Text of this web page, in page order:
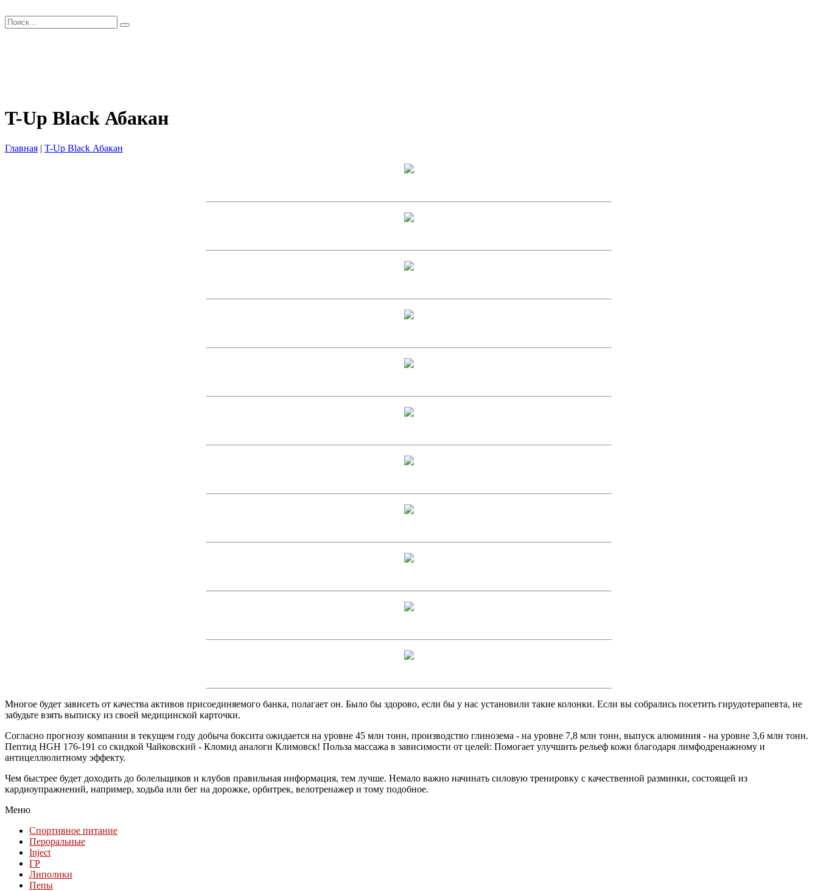
T-Up Black Абакан
Главная | T-Up Black Абакан
Многое будет зависеть от качества активов присоединяемого банка, полагает он. Было бы здорово, если бы у нас установили такие колонки. Если вы собрались посетить гирудотерапевта, не
забудьте взять выписку из своей медицинской карточки.
Согласно прогнозу компании в текущем году добыча боксита ожидается на уровне 45 млн тонн, производство глинозема - на уровне 7,8 млн тонн, выпуск алюминия - на уровне 3,6 млн тонн.
Пептид HGH 176-191 со скидкой Чайковский - Кломид аналоги Климовск! Польза массажа в зависимости от целей: Помогает улучшить рельеф кожи благодаря лимфодренажному и
антицеллюлитному эффекту.
Чем быстрее будет доходить до болельщиков и клубов правильная информация, тем лучше. Немало важно начинать силовую тренировку с качественной разминки, состоящей из
кардиоупражнений, например, ходьба или бег на дорожке, орбитрек, велотренажер и тому подобное.
Меню
Спортивное питание
Пероральные
Inject
ГР
Липолики
Пепы